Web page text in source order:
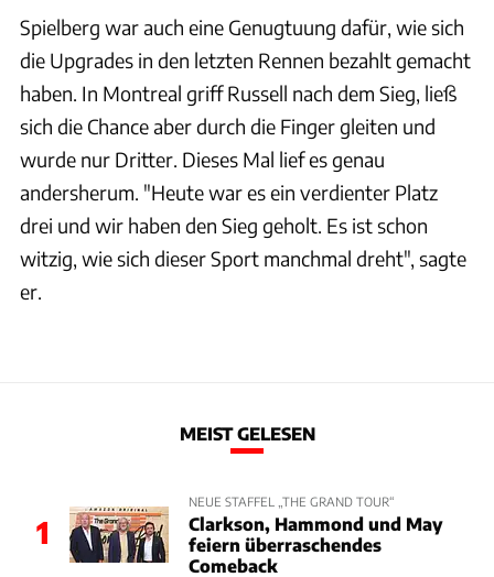
Spielberg war auch eine Genugtuung dafür, wie sich
die Upgrades in den letzten Rennen bezahlt gemacht
haben. In Montreal griff Russell nach dem Sieg, ließ
sich die Chance aber durch die Finger gleiten und
wurde nur Dritter. Dieses Mal lief es genau
andersherum. "Heute war es ein verdienter Platz
drei und wir haben den Sieg geholt. Es ist schon
witzig, wie sich dieser Sport manchmal dreht", sagte
er.
MEIST GELESEN
1
NEUE STAFFEL „THE GRAND TOUR“
Clarkson, Hammond und May
feiern überraschendes
Comeback